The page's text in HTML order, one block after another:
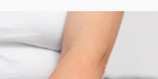
Commencer